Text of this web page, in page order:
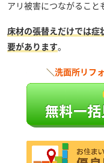
アリ被害につながること
床材の張替えだけでは症
要があります。
＼洗面所リフ